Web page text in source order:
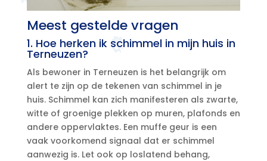
Meest gestelde vragen
1.​ Hoe herken ik schimmel in mijn huis in
Terneuzen?
Als bewoner in Terneuzen is het belangrijk om
alert te zijn op de tekenen van schimmel in je
huis.​ Schimmel kan zich manifesteren als zwarte,
witte of groenige plekken op muren, plafonds en
andere oppervlaktes.​ Een muffe geur is een
vaak voorkomend signaal dat er schimmel
aanwezig is.​ Let ook op loslatend behang,